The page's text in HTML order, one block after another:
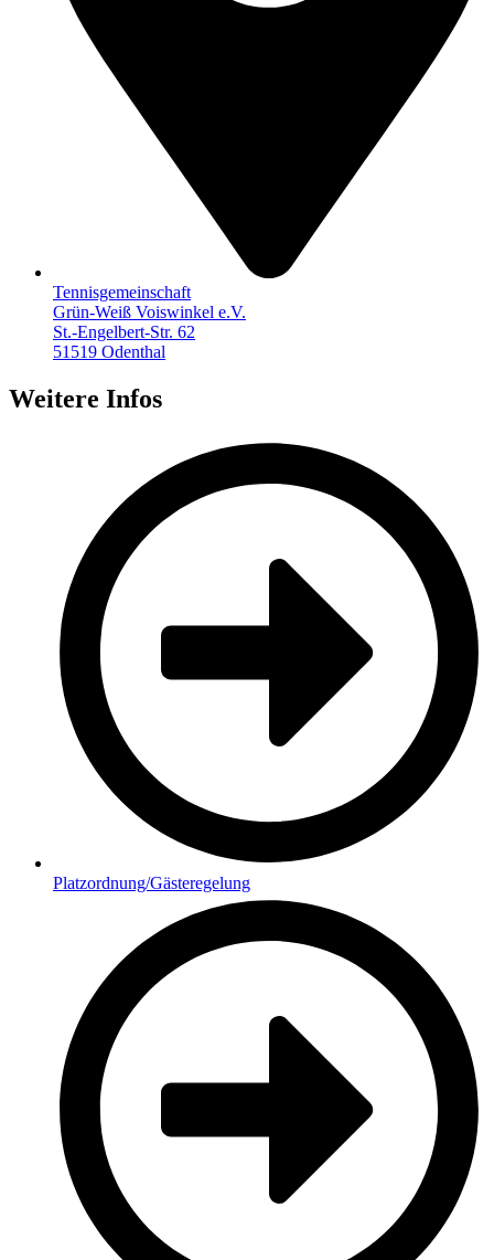
Tennisgemeinschaft
Grün-Weiß Voiswinkel e.V.
St.-Engelbert-Str. 62
51519 Odenthal
Weitere Infos
Platzordnung/Gästeregelung